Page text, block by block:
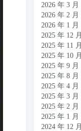
2026 年 3 月
2026 年 2 月
2026 年 1 月
2025 年 12 月
2025 年 11 月
2025 年 10 月
2025 年 9 月
2025 年 8 月
2025 年 4 月
2025 年 3 月
2025 年 2 月
2025 年 1 月
2024 年 12 月